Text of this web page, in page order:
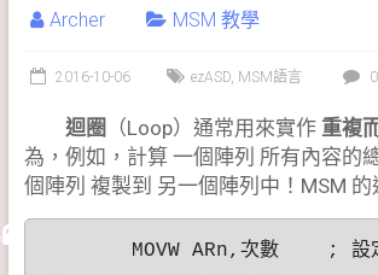
Archer MSM 教學
2016-10-06 ezASD, MSM語言
迴圈 （Loop）通常用來實作 重複
為，例如，計算 一個陣列 所有內容的
個陣列 複製到 另一個陣列中！MSM 的
MOVW ARn,次數 ; 設定